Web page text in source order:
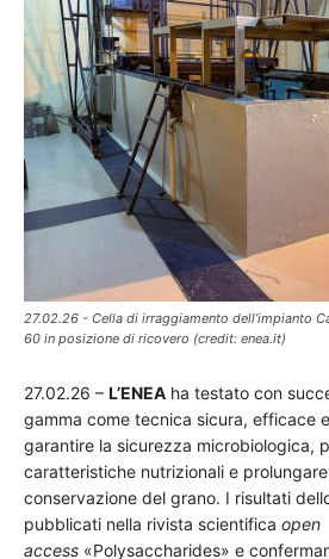
27.02.26 - Cella di irraggiamento dell’impianto
60 in posizione di ricovero (credit: enea.it)
27.02.26 – L’ENEA ha testato con
gamma come tecnica sicura, efficace
garantire la sicurezza microbiologica,
caratteristiche nutrizionali e
conservazione del grano. I risultati
pubblicati nella rivista scientifica open
access «Polysaccharides» e